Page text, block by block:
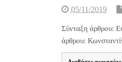
05/11/2019
Σύνταξη άρθρου:
άρθρου: